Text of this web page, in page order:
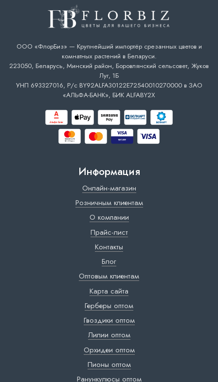
ООО «ФлорБиз» — Крупнейший импортёр срезанных цветов и
комнатных растений в Беларуси.
223050, Беларусь, Минский район, Боровлянский сельсовет, Жуков
Луг, 1Б
УНП 693327016, Р/с BY92ALFA30122E72540010270000 в ЗАО
«АЛЬФА-БАНК», БИК ALFABY2X
Информация
Онлайн-магазин
Розничным клиентам
О компании
Прайс-лист
Контакты
Блог
Оптовым клиентам
Карта сайта
Герберы оптом
Гвоздики оптом
Лилии оптом
Орхидеи оптом
Пионы оптом
Ранункулюсы оптом